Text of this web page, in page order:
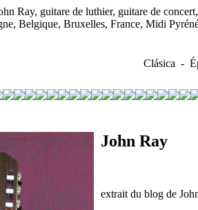
Ray, guitare de luthier, guitare de
Belgique, Bruxelles, France, Midi
Clásica -
John Ray
extrait du blog de